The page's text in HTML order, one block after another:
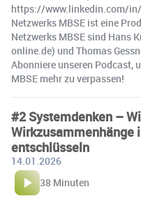
https://www.linkedin.com/
Netzwerks MBSE ist eine
Netzwerks MBSE sind Hans
online.de) und Thomas
Abonniere unseren Podcast,
MBSE mehr zu verpassen!
#2 Systemdenken –
Wirkzusammenhänge
entschlüsseln
14.01.2026
38 Minuten